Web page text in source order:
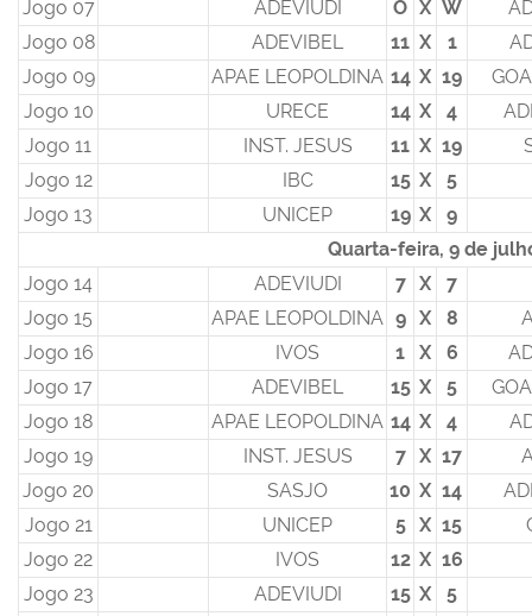
Jogo 07 ADEVIUDI O X W
Jogo 08
ADEVIBEL 11 X 1
Jogo 09
APAE LEOPOLDINA 14 X 19
Jogo 10
URECE 14 X 4
Jogo 11
INST. JESUS 11 X 19
Jogo 12
IBC 15 X 5
Jogo 13
UNICEP 19 X 9
Quarta-feira, 9 de
Jogo 14
ADEVIUDI 7 X
7
Jogo 15
APAE LEOPOLDINA 9 X 8
Jogo 16
IVOS 1 X 6
Jogo 17
ADEVIBEL 15 X 5
Jogo 18
APAE LEOPOLDINA 14 X 4
Jogo 19
INST. JESUS 7 X 17
Jogo 20
SASJO 10 X 14
Jogo 21
UNICEP 5 X 15
Jogo 22
IVOS 12 X 16
Jogo 23
ADEVIUDI 15 X
5